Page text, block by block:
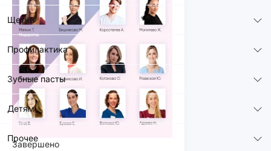
Щетки
Профилактика
Зубные пасты
Детям
Прочее
Завершено